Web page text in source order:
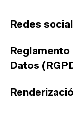
Redes
Datos